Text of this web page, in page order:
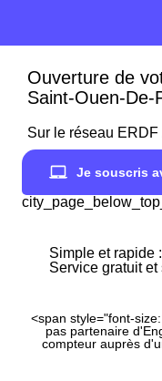
Ouverture de
Saint-Ouen-De-
Sur le réseau
Je souscris
Simple et rapide
Service gratuit
<span style="font-
pas partenaire
compteur auprès